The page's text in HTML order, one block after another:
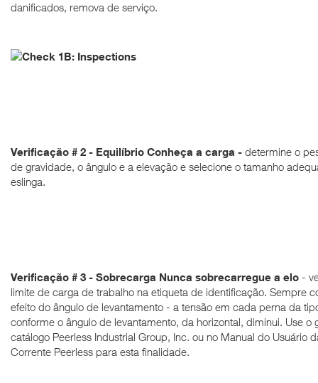
danificados, remova de serviço.
Verificação # 2 - Equilíbrio Conheça a carga - determine o
de gravidade, o ângulo e a elevação e selecione o tamanho
eslinga.
Verificação # 3 - Sobrecarga Nunca sobrecarregue a elo -
limite de carga de trabalho na etiqueta de identificação. Sempre
efeito do ângulo de levantamento - a tensão em cada perna da
conforme o ângulo de levantamento, da horizontal, diminui. Use o
catálogo Peerless Industrial Group, Inc. ou no Manual do Usuário
Corrente Peerless para esta finalidade.